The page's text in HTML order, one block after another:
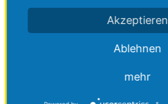
Herren
Damen und Herren
Akzeptieren
Ablehnen
mehr